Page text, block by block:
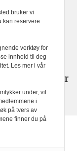
Her
bruker vi
kan reservere
verktøy for
innhold til deg
Les mer i vår
under, vil
i
på tvers av
finner du på